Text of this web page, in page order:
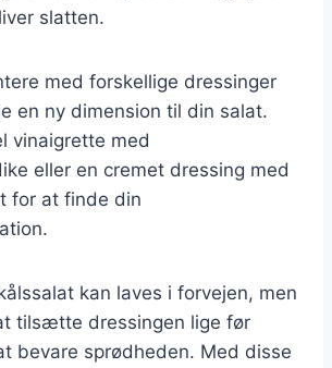
slatten.
med forskellige dressinger
en ny dimension til din salat.
vinaigrette med
eller en cremet dressing med
for at finde din
kan laves i forvejen, men
tilsætte dressingen lige før
bevare sprødheden. Med disse